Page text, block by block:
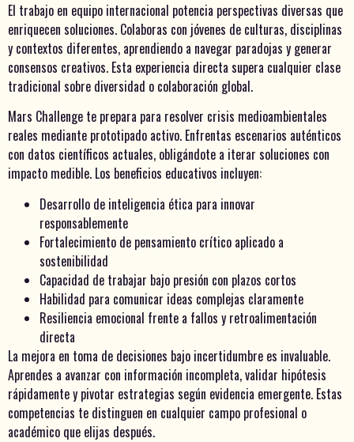
El trabajo en equipo internacional potencia perspectivas diversas que
enriquecen soluciones. Colaboras con jóvenes de culturas, disciplinas
y contextos diferentes, aprendiendo a navegar paradojas y generar
consensos creativos. Esta experiencia directa supera cualquier clase
tradicional sobre diversidad o colaboración global.
Mars Challenge te prepara para resolver crisis medioambientales
reales mediante prototipado activo. Enfrentas escenarios auténticos
con datos científicos actuales, obligándote a iterar soluciones con
impacto medible. Los beneficios educativos incluyen:
Desarrollo de inteligencia ética para innovar
responsablemente
Fortalecimiento de pensamiento crítico aplicado a
sostenibilidad
Capacidad de trabajar bajo presión con plazos cortos
Habilidad para comunicar ideas complejas claramente
Resiliencia emocional frente a fallos y retroalimentación
directa
La mejora en toma de decisiones bajo incertidumbre es invaluable.
Aprendes a avanzar con información incompleta, validar hipótesis
rápidamente y pivotar estrategias según evidencia emergente. Estas
competencias te distinguen en cualquier campo profesional o
académico que elijas después.